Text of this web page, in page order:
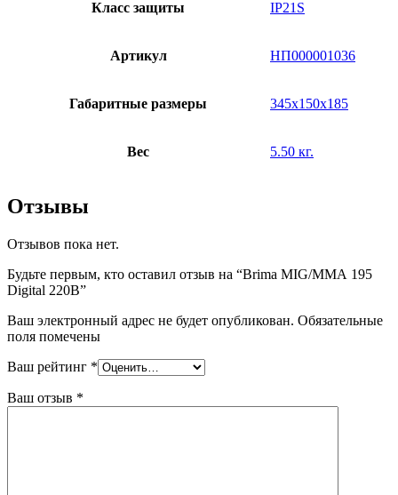
Класс защиты IP21S
Артикул НП000001036
Габаритные размеры 345х150х185
Вес 5.50 кг.
Отзывы
Отзывов пока нет.
Будьте первым, кто оставил отзыв на “Brima MIG/ММА 195
Digital 220В”
Ваш электронный адрес не будет опубликован. Обязательные
поля помечены
Ваш рейтинг *
Ваш отзыв *